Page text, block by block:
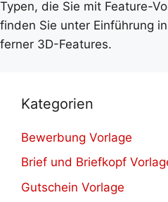
Typen, die Sie mit Feature-
finden Sie unter Einführung
ferner 3D-Features.
Kategorien
Bewerbung Vorlage
Brief und Briefkopf
Gutschein Vorlage